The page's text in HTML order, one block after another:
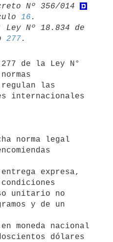
Nº 356/014
16
Ley Nº 18.834 de
277
de la Ley N°
regulan las
internacionales
norma legal
expresa,
unitario no
y de un
moneda nacional
dólares